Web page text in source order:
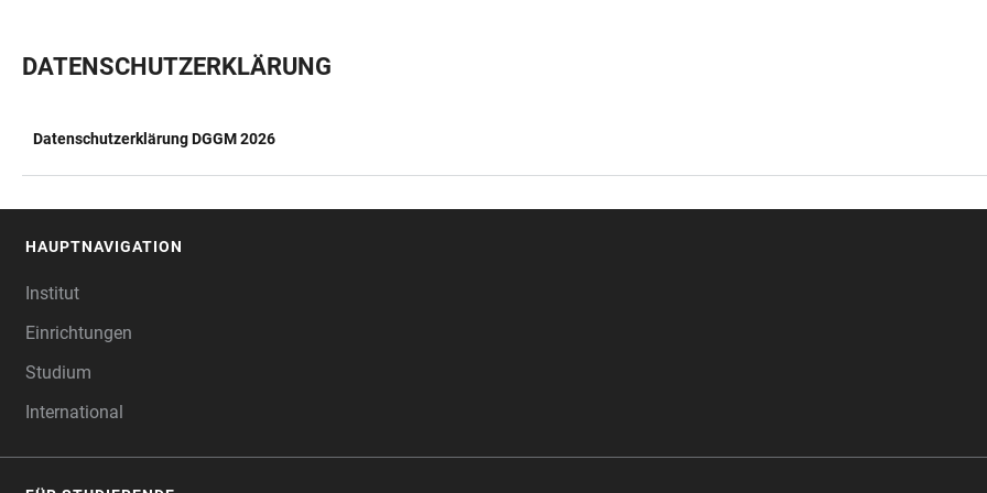
DATENSCHUTZERKLÄRUNG
Datenschutzerklärung DGGM 2026
HAUPTNAVIGATION
Institut
Einrichtungen
Studium
International